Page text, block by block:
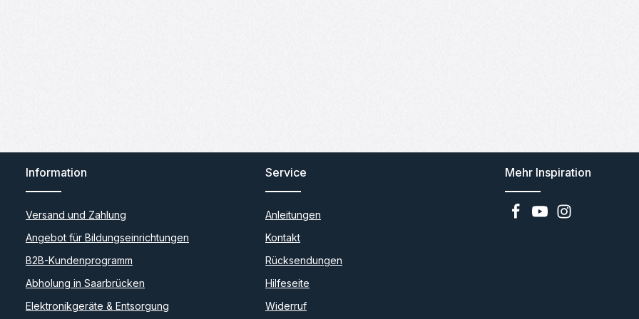
Information
Versand und Zahlung
Angebot für Bildungseinrichtungen
B2B-Kundenprogramm
Abholung in Saarbrücken
Elektronikgeräte & Entsorgung
Service
Anleitungen
Kontakt
Rücksendungen
Hilfeseite
Widerruf
Mehr Inspiration